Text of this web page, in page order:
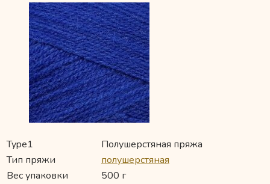
Type1
Полушерстяная пряжа
Тип пряжи
полушерстяная
Вес упаковки
500 г